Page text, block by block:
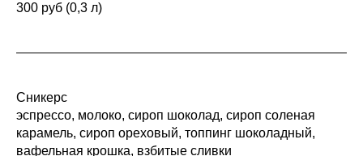
300 руб (0,3 л)
Сникерс
эспрессо, молоко, сироп шоколад, сироп соленая
карамель, сироп ореховый, топпинг шоколадный,
вафельная крошка, взбитые сливки